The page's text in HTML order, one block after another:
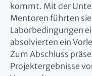
kommt. Mit der
Mentoren führten
Laborbedingungen
absolvierten ein
Zum Abschluss
Projektergebnisse